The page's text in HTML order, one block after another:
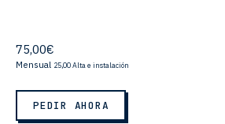
75,00€
Mensual 25,00 Alta e instalación
PEDIR AHORA